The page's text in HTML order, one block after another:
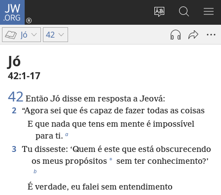
JW.ORG
Mudar
idioma
Log
Buscar
no
JW.ORG
Jó 42
Jó
42:1-17
42 Então Jó disse em resposta a Jeová:
2
“Agora sei que és capaz de fazer todas as coisas
E que nada que tens em mente é impossível
para ti. a
3 Tu disseste: ‘Quem é este que está obscurecendo
os meus propósitos * sem ter conhecimento?’
b
É verdade, eu falei sem entendimento